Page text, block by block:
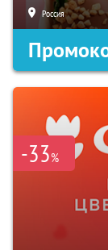
Россия
-33%